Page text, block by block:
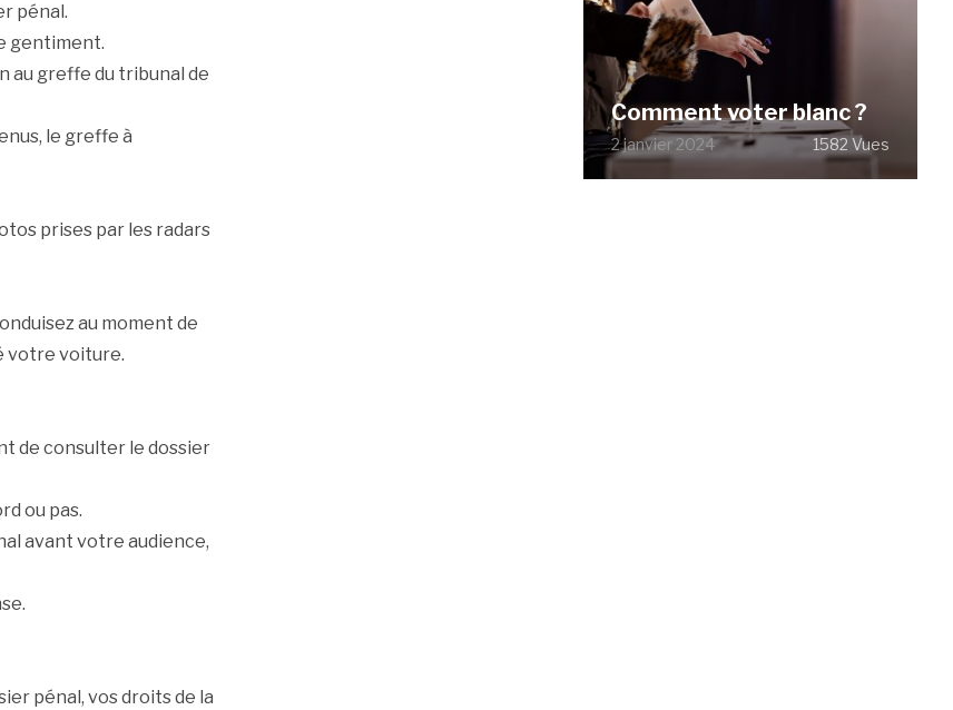
pénal.
gentiment.
au greffe du tribunal de
le greffe à
prises par les radars
au moment de
votre voiture.
de consulter le dossier
ou pas.
avant votre audience,
pénal, vos droits de la
Comment voter blanc ?
2 janvier 2024 1582 Vues